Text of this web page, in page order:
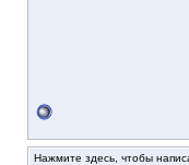
Нажмите здесь, чтобы